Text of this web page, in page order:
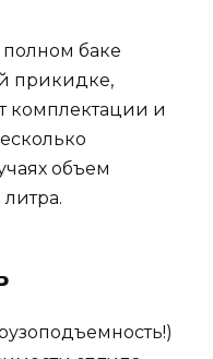
баке
прикидке,
комплектации и
объем